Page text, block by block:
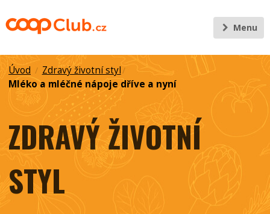
Menu
Úvod / Zdravý životní styl/
Mléko a mléčné nápoje dříve a nyní
ZDRAVÝ ŽIVOTNÍ
STYL